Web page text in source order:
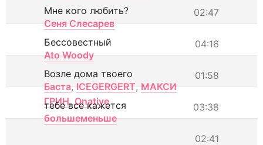
02:47
Мне кого любить?
Сеня Слесарев
04:16
Бессовестный
Ato Woody
01:58
Возле дома твоего
Баста, ICEGERGERT, МАКСИ
ГРИН, Onative 03:38
тебе все кажется
большеменьше
02:41